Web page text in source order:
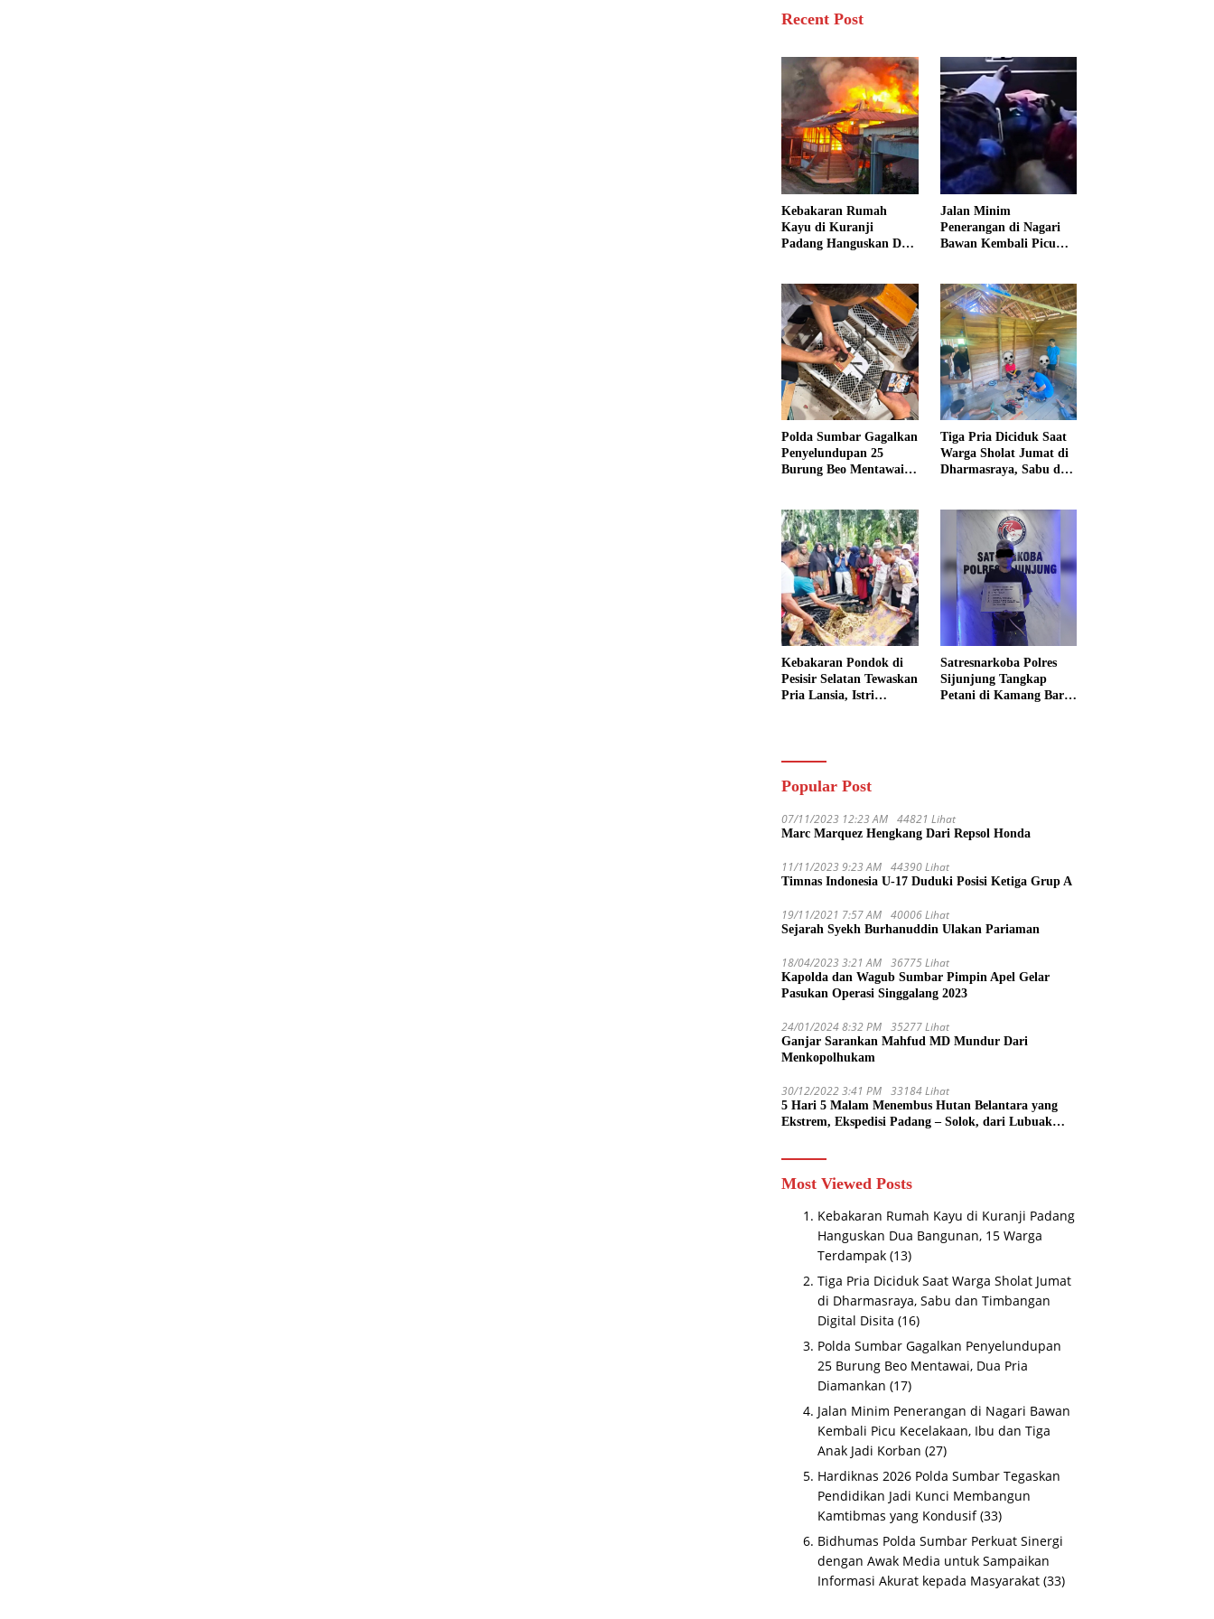
Recent Post
Kebakaran Rumah
Kayu di Kuranji
Padang Hanguskan Dua
Jalan Minim
Penerangan di Nagari
Bawan Kembali Picu
Polda Sumbar Gagalkan
Penyelundupan 25
Burung Beo Mentawai,
Tiga Pria Diciduk Saat
Warga Sholat Jumat di
Dharmasraya, Sabu dan
Kebakaran Pondok di
Pesisir Selatan Tewaskan
Pria Lansia, Istri
Satresnarkoba Polres
Sijunjung Tangkap
Petani di Kamang Baru,
Popular Post
07/11/2023 12:23 AM 44821 Lihat
Marc Marquez Hengkang Dari Repsol Honda
11/11/2023 9:23 AM 44390 Lihat
Timnas Indonesia U-17 Duduki Posisi Ketiga Grup A
19/11/2021 7:57 AM 40006 Lihat
Sejarah Syekh Burhanuddin Ulakan Pariaman
18/04/2023 3:21 AM 36775 Lihat
Kapolda dan Wagub Sumbar Pimpin Apel Gelar
Pasukan Operasi Singgalang 2023
24/01/2024 8:32 PM 35277 Lihat
Ganjar Sarankan Mahfud MD Mundur Dari
Menkopolhukam
30/12/2022 3:41 PM 33184 Lihat
5 Hari 5 Malam Menembus Hutan Belantara yang
Ekstrem, Ekspedisi Padang – Solok, dari Lubuak
Most Viewed Posts
Kebakaran Rumah Kayu di Kuranji Padang
Hanguskan Dua Bangunan, 15 Warga
Terdampak (13)
Tiga Pria Diciduk Saat Warga Sholat Jumat
di Dharmasraya, Sabu dan Timbangan
Digital Disita (16)
Polda Sumbar Gagalkan Penyelundupan
25 Burung Beo Mentawai, Dua Pria
Diamankan (17)
Jalan Minim Penerangan di Nagari Bawan
Kembali Picu Kecelakaan, Ibu dan Tiga
Anak Jadi Korban (27)
Hardiknas 2026 Polda Sumbar Tegaskan
Pendidikan Jadi Kunci Membangun
Kamtibmas yang Kondusif (33)
Bidhumas Polda Sumbar Perkuat Sinergi
dengan Awak Media untuk Sampaikan
Informasi Akurat kepada Masyarakat (33)